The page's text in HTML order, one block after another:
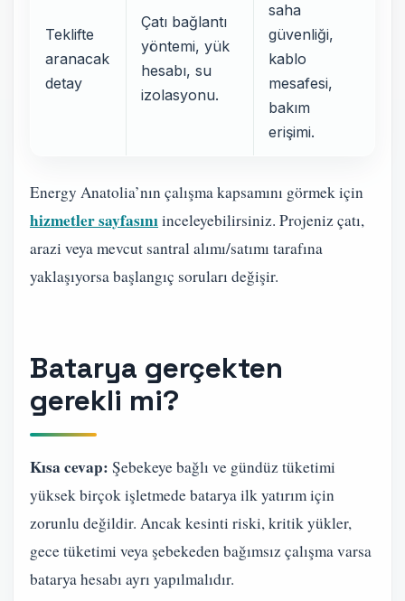
Teklifte
aranacak
detay
Çatı bağlantı
yöntemi, yük
hesabı, su
izolasyonu.
saha
güvenliği,
kablo
mesafesi,
bakım
erişimi.
Energy Anatolia’nın çalışma kapsamını görmek için
hizmetler sayfasınıinceleyebilirsiniz. Projeniz çatı,
arazi veya mevcut santral alımı/satımı tarafına
yaklaşıyorsa başlangıç soruları değişir.
Batarya gerçekten
gerekli mi?
Kısa cevap: Şebekeye bağlı ve gündüz tüketimi
yüksek birçok işletmede batarya ilk yatırım için
zorunlu değildir. Ancak kesinti riski, kritik yükler,
gece tüketimi veya şebekeden bağımsız çalışma varsa
batarya hesabı ayrı yapılmalıdır.